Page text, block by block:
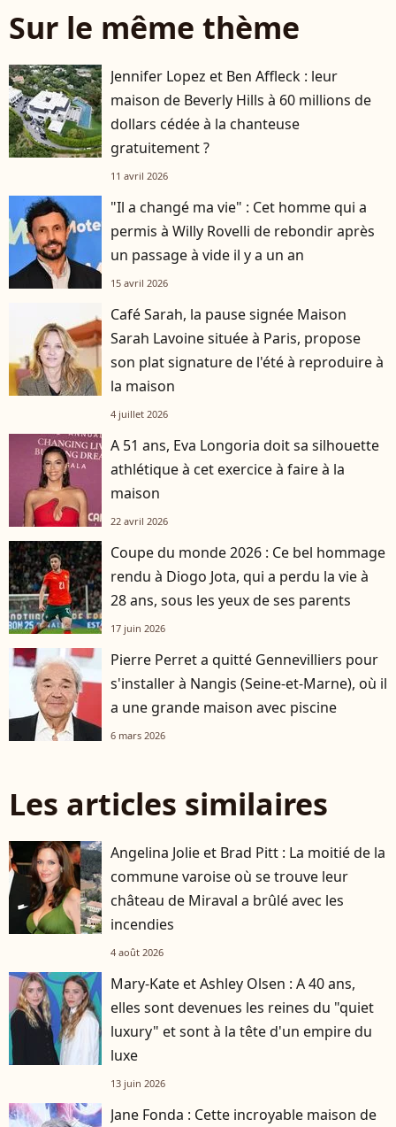
Sur le même thème
Jennifer Lopez et Ben Affleck : leur
maison de Beverly Hills à 60 millions de
dollars cédée à la chanteuse
gratuitement ?
11 avril 2026
"Il a changé ma vie" : Cet homme qui a
permis à Willy Rovelli de rebondir après
un passage à vide il y a un an
15 avril 2026
Café Sarah, la pause signée Maison
Sarah Lavoine située à Paris, propose
son plat signature de l'été à reproduire à
la maison
4 juillet 2026
A 51 ans, Eva Longoria doit sa silhouette
athlétique à cet exercice à faire à la
maison
22 avril 2026
Coupe du monde 2026 : Ce bel hommage
rendu à Diogo Jota, qui a perdu la vie à
28 ans, sous les yeux de ses parents
17 juin 2026
Pierre Perret a quitté Gennevilliers pour
s'installer à Nangis (Seine-et-Marne), où il
a une grande maison avec piscine
6 mars 2026
Les articles similaires
Angelina Jolie et Brad Pitt : La moitié de la
commune varoise où se trouve leur
château de Miraval a brûlé avec les
incendies
4 août 2026
Mary-Kate et Ashley Olsen : A 40 ans,
elles sont devenues les reines du "quiet
luxury" et sont à la tête d'un empire du
luxe
13 juin 2026
Jane Fonda : Cette incroyable maison de